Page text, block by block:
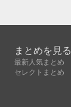
まとめを見る
最新人気まとめ
セレクトまとめ